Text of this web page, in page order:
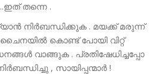
തന്നെ .
നിർബന്ധിക്കുക . മയക്ക് മരുന്ന്
കൊണ്ട് പോയി വിറ്റ്
വാങ്ങുക . പ്രതിഷേധിച്ചപ്പോ
, സായിപ്പന്മാർ !